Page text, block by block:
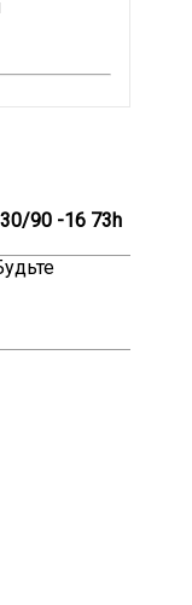
90 -16 73h